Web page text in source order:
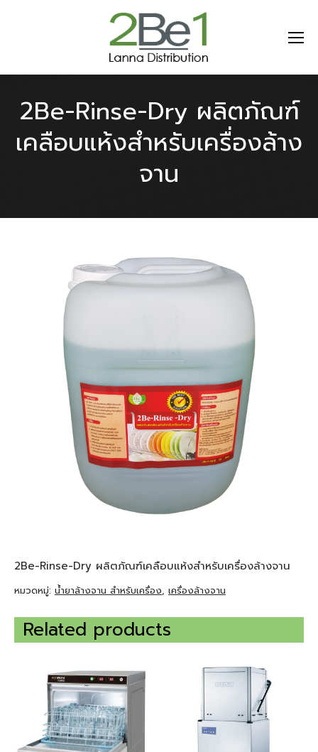
2Be-Rinse-Dry ผลิตภัณฑ์
เคลือบแห้งสำหรับเครื่องล้าง
จาน
2Be-Rinse-Dry ผลิตภัณฑ์เคลือบแห้งสำหรับเครื่องล้างจาน
หมวดหมู่: น้ำยาล้างจาน สำหรับเครื่อง, เครื่องล้างจาน
Related products